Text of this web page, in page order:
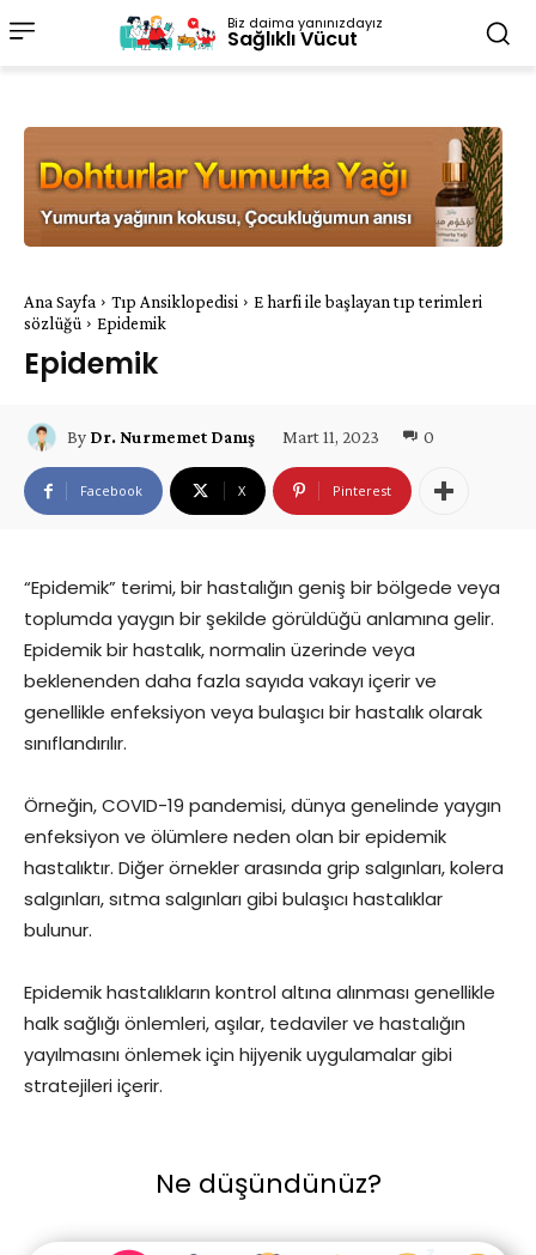
Biz daima yanınızdayız
Sağlıklı Vücut
Ana Sayfa Tıp Ansiklopedisi
E harfi ile başlayan tıp terimleri
sözlüğü
Epidemik
Epidemik
By Dr. Nurmemet Danış Mart 11, 2023 0
Facebook X Pinterest
“Epidemik” terimi, bir hastalığın geniş bir bölgede veya
toplumda yaygın bir şekilde görüldüğü anlamına gelir.
Epidemik bir hastalık, normalin üzerinde veya
beklenenden daha fazla sayıda vakayı içerir ve
genellikle enfeksiyon veya bulaşıcı bir hastalık olarak
sınıflandırılır.
Örneğin, COVID-19 pandemisi, dünya genelinde yaygın
enfeksiyon ve ölümlere neden olan bir epidemik
hastalıktır. Diğer örnekler arasında grip salgınları, kolera
salgınları, sıtma salgınları gibi bulaşıcı hastalıklar
bulunur.
Epidemik hastalıkların kontrol altına alınması genellikle
halk sağlığı önlemleri, aşılar, tedaviler ve hastalığın
yayılmasını önlemek için hijyenik uygulamalar gibi
stratejileri içerir.
Ne düşündünüz?